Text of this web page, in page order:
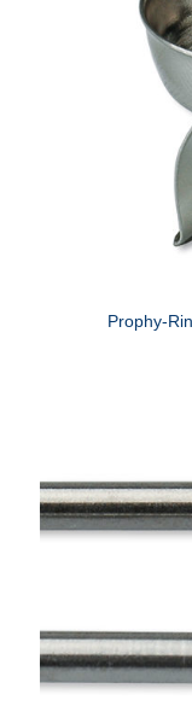
Prophy-